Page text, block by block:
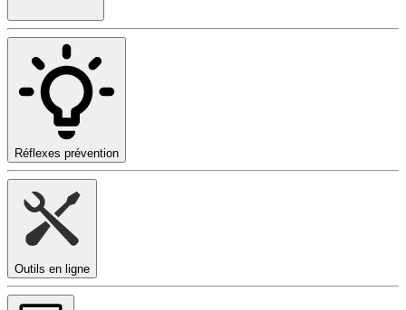
Réflexes prévention
Outils en ligne